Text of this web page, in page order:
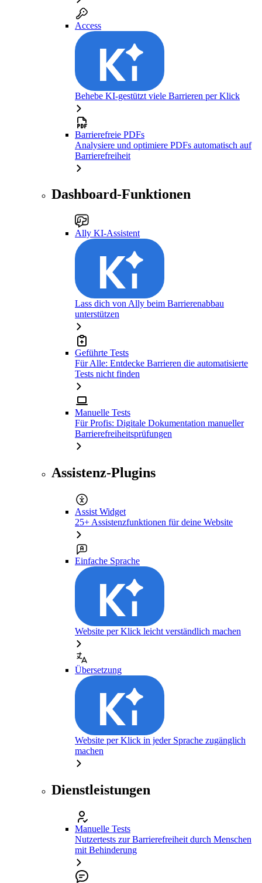
Access
Behebe KI-gestützt viele Barrieren per Klick
Barrierefreie PDFs
Analysiere und optimiere PDFs automatisch auf
Barrierefreiheit
Dashboard-Funktionen
Ally KI-Assistent
Lass dich von Ally beim Barrierenabbau
unterstützen
Geführte Tests
Für Alle: Entdecke Barrieren die automatisierte
Tests nicht finden
Manuelle Tests
Für Profis: Digitale Dokumentation manueller
Barrierefreiheitsprüfungen
Assistenz-Plugins
Assist Widget
25+ Assistenzfunktionen für deine Website
Einfache Sprache
Website per Klick leicht verständlich machen
Übersetzung
Website per Klick in jeder Sprache zugänglich
machen
Dienstleistungen
Manuelle Tests
Nutzertests zur Barrierefreiheit durch Menschen
mit Behinderung